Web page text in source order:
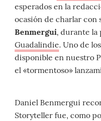
esperados en la
ocasión de charlar con
Benmergui, durante
Guadalindie. Uno de
disponible en nuestro
el «tormentoso»
Daniel Benmergui
Storyteller fue, como